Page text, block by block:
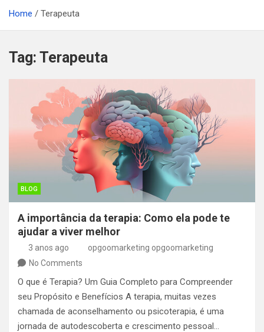
Home Terapeuta
Tag: Terapeuta
BLOG
A importância da terapia: Como ela pode te
ajudar a viver melhor
3 anos ago
opgoomarketing opgoomarketing
No Comments
O que é Terapia? Um Guia Completo para Compreender
seu Propósito e Benefícios A terapia, muitas vezes
chamada de aconselhamento ou psicoterapia, é uma
jornada de autodescoberta e crescimento pessoal…